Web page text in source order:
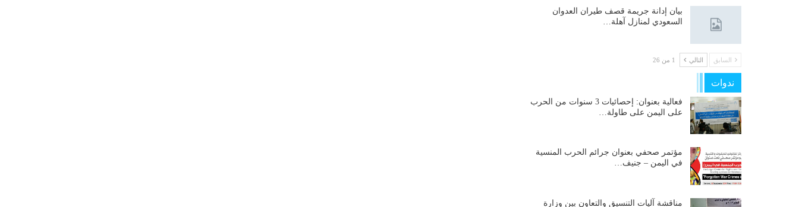
بيان إدانة جريمة قصف طيران العدوان
السعودي لمنازل آهلة…
السابق التالي 1 من 26
ندوات
فعالية بعنوان: إحصائيات 3 سنوات من الحرب
على اليمن على طاولة…
مؤتمر صحفي بعنوان جرائم الحرب المنسية
في اليمن – جنيف…
مناقشة آليات التنسيق والتعاون بين وزارة